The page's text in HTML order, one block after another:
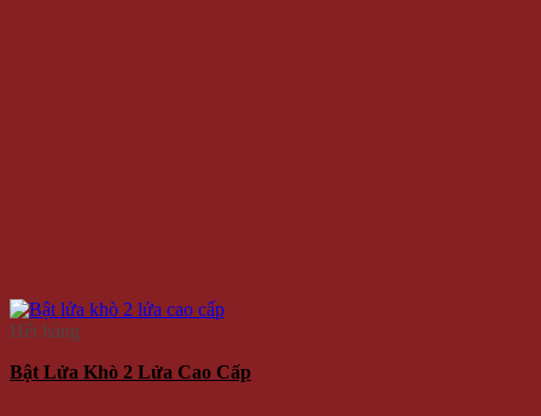
Hết hàng
Bật Lửa Khò 2 Lửa Cao Cấp